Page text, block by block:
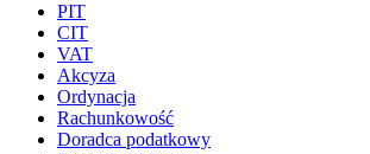
PIT
CIT
VAT
Akcyza
Ordynacja
Rachunkowość
Doradca podatkowy